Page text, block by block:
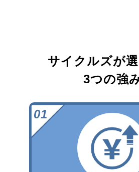
サイクルズが
3つの強